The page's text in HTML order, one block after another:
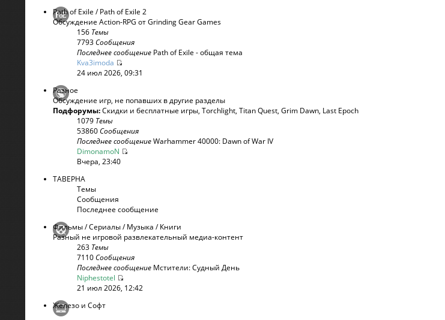
Path of Exile / Path of Exile 2
Обсуждение Action-RPG от Grinding Gear Games
156 Темы
7793Сообщения
Последнее сообщение Path of Exile - общая тема
Kva3imoda
24 июл 2026, 09:31
Разное
Обсуждение игр, не попавших в другие разделы
Подфорумы:Скидки и бесплатные игры, Torchlight, Titan Quest, Grim Dawn, Last Epoch
1079 Темы
53860Сообщения
Последнее сообщениеWarhammer 40000: Dawn of War IV
DimonamoN
Вчера, 23:40
ТАВЕРНА
Темы
Сообщения
Последнее сообщение
Фильмы / Сериалы / Музыка / Книги
Разный не игровой развлекательный медиа-контент
263 Темы
7110Сообщения
Последнее сообщение Мстители: Судный День
Niphestotel
21 июл 2026, 12:42
Железо и Софт